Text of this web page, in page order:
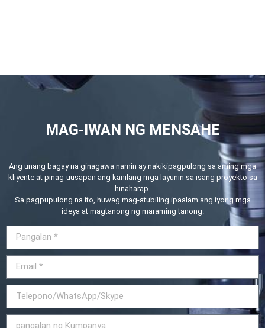
MAG-IWAN NG MENSAHE
Ang unang bagay na ginagawa namin ay nakikipagpulong sa aming mga
kliyente at pinag-uusapan ang kanilang mga layunin sa isang proyekto sa
hinaharap.
Sa pagpupulong na ito, huwag mag-atubiling ipaalam ang iyong mga
ideya at magtanong ng maraming tanong.